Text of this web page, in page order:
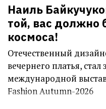
Наиль
той, вас должно
космоса!
Отечественный
вечернего платья,
международной
Fashion Autumn-2026